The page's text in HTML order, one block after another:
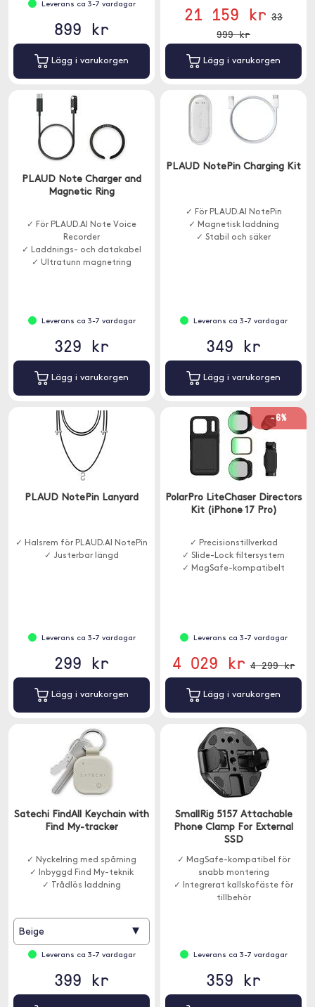
Leverans ca 3-7 vardagar
899 kr
Lägg i varukorgen
21 159 kr 33
999 kr
Lägg i varukorgen
PLAUD Note Charger and
Magnetic Ring
✓ För PLAUD.AI Note Voice
Recorder
✓ Laddnings- och datakabel
✓ Ultratunn magnetring
Leverans ca 3-7 vardagar
329 kr
Lägg i varukorgen
PLAUD NotePin Charging Kit
✓ För PLAUD.AI NotePin
✓ Magnetisk laddning
✓ Stabil och säker
Leverans ca 3-7 vardagar
349 kr
Lägg i varukorgen
PLAUD NotePin Lanyard
✓ Halsrem för PLAUD.AI NotePin
✓ Justerbar längd
Leverans ca 3-7 vardagar
299 kr
Lägg i varukorgen
-6%
PolarPro LiteChaser Directors
Kit (iPhone 17 Pro)
✓ Precisionstillverkad
✓ Slide-Lock filtersystem
✓ MagSafe-kompatibelt
Leverans ca 3-7 vardagar
4 029 kr 4 299 kr
Lägg i varukorgen
Satechi FindAll Keychain with
Find My-tracker
✓ Nyckelring med spårning
✓ Inbyggd Find My-teknik
✓ Trådlös laddning
Beige ▾
Leverans ca 3-7 vardagar
399 kr
SmallRig 5157 Attachable
Phone Clamp For External
SSD
✓ MagSafe-kompatibel för
snabb montering
✓ Integrerat kallskofäste för
tillbehör
Leverans ca 3-7 vardagar
359 kr